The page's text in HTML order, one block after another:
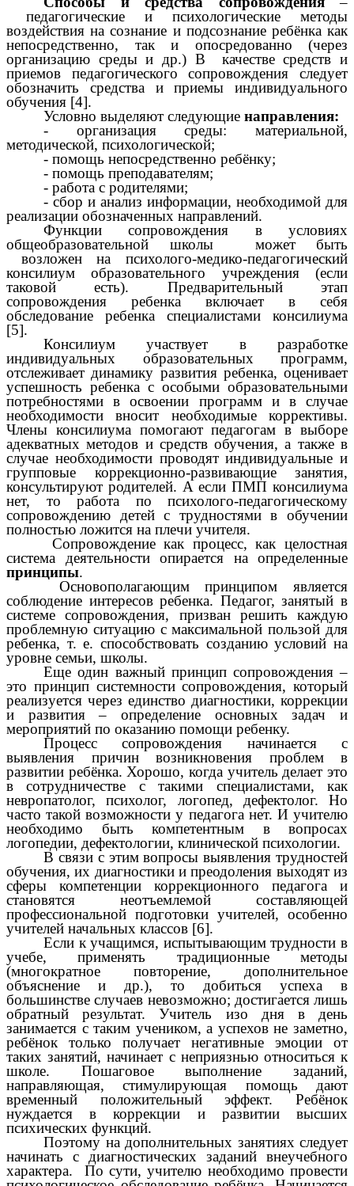
педагогические и психологические методы
воздействия на сознание и подсознание ребёнка как
непосредственно, так и опосредованно (через
организацию среды и др.) В качестве средств и
приемов педагогического сопровождения следует
обозначить средства и приемы индивидуального
обучения [4].
Условно выделяют следующиенаправления:
- организация среды: материальной,
методической, психологической;
- помощь непосредственно ребёнку;
- помощь преподавателям;
- работа с родителями;
- сбор и анализ информации, необходимой для
реализации обозначенных направлений.
Функции сопровождения в условиях
общеобразовательной школы может быть
возложен на психолого-медико-педагогический
консилиум образовательного учреждения (если
таковой есть). Предварительный этап
сопровождения ребенка включает в себя
обследование ребенка специалистами консилиума
[5].
Консилиум участвует в разработке
индивидуальных образовательных программ,
отслеживает динамику развития ребенка, оценивает
успешность ребенка с особыми образовательными
потребностями в освоении программ и в случае
необходимости вносит необходимые коррективы.
Члены консилиума помогают педагогам в выборе
адекватных методов и средств обучения, а также в
случае необходимости проводят индивидуальные и
групповые коррекционно-развивающие занятия,
консультируют родителей. А если ПМП консилиума
нет, то работа по психолого-педагогическому
сопровождению детей с трудностями в обучении
полностью ложится на плечи учителя.
Сопровождение как процесс, как целостная
система деятельности опирается на определенные
принципы.
Основополагающим принципом является
соблюдение интересов ребенка. Педагог, занятый в
системе сопровождения, призван решить каждую
проблемную ситуацию с максимальной пользой для
ребенка, т. е. способствовать созданию условий на
уровне семьи, школы.
Еще один важный принцип сопровождения –
это принцип системности сопровождения, который
реализуется через единство диагностики, коррекции
и развития – определение основных задач и
мероприятий по оказанию помощи ребенку.
Процесс сопровождения начинается с
выявления причин возникновения проблем в
развитии ребёнка. Хорошо, когда учитель делает это
в сотрудничестве с такими специалистами, как
невропатолог, психолог, логопед, дефектолог. Но
часто такой возможности у педагога нет. И учителю
необходимо быть компетентным в вопросах
логопедии, дефектологии, клинической психологии.
В связи с этим вопросы выявления трудностей
обучения, их диагностики и преодоления выходят из
сферы компетенции коррекционного педагога и
становятся неотъемлемой составляющей
профессиональной подготовки учителей, особенно
учителей начальных классов [6].
Если к учащимся, испытывающим трудности в
учебе, применять традиционные методы
(многократное повторение, дополнительное
объяснение и др.), то добиться успеха в
большинстве случаев невозможно; достигается лишь
обратный результат. Учитель изо дня в день
занимается с таким учеником, а успехов не заметно,
ребёнок только получает негативные эмоции от
таких занятий, начинает с неприязнью относиться к
школе. Пошаговое выполнение заданий,
направляющая, стимулирующая помощь дают
временный положительный эффект. Ребёнок
нуждается в коррекции и развитии высших
психических функций.
Поэтому на дополнительных занятиях следует
начинать с диагностических заданий внеучебного
характера. По сути, учителю необходимо провести